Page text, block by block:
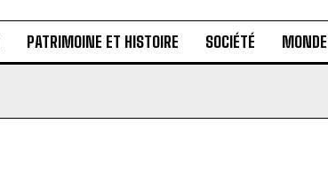
PATRIMOINE ET HISTOIRE SOCIÉTÉ MONDE